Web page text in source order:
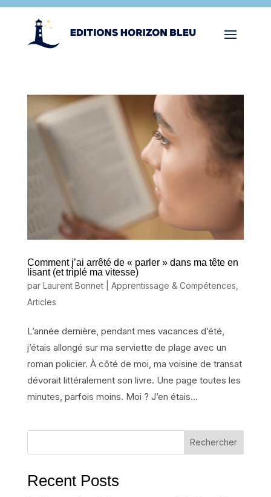
Comment j’ai arrêté de « parler » dans ma tête en
lisant (et triplé ma vitesse)
par Laurent Bonnet| Apprentissage & Compétences
Articles
L’année dernière, pendant mes vacances d’été,
j’étais allongé sur ma serviette de plage avec un
roman policier. À côté de moi, ma voisine de transat
dévorait littéralement son livre. Une page toutes les
minutes, parfois moins. Moi ? J’en étais...
Rechercher
Recent Posts